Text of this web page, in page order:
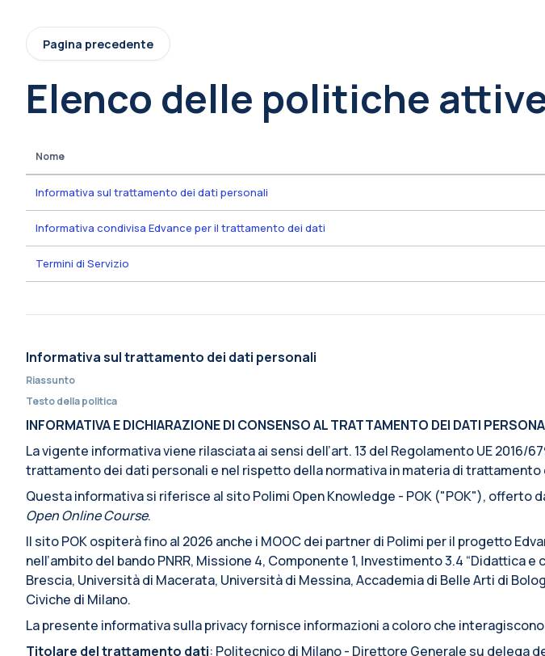
Pagina precedente
Elenco delle politiche
Nome
Informativa sul trattamento dei dati personali
Informativa condivisa Edvance per il trattamento dei dati
Termini di Servizio
Informativa sul trattamento dei dati personali
Riassunto
Testo della politica
INFORMATIVA E DICHIARAZIONE DI CONSENSO AL TRATTAMENTO DEI DATI
La vigente informativa viene rilasciata ai sensi dell’art. 13 del Regolamento UE
trattamento dei dati personali e nel rispetto della normativa in materia di
Questa informativa si riferisce al sito Polimi Open Knowledge - POK ("POK"), offerto
Open Online Course.
Il sito POK ospiterà fino al 2026 anche i MOOC dei partner di Polimi per il progetto
nell’ambito del bando PNRR, Missione 4, Componente 1, Investimento 3.4
Brescia, Università di Macerata, Università di Messina, Accademia di Belle Arti di
Civiche di Milano.
La presente informativa sulla privacy fornisce informazioni a coloro che
Titolare del trattamento dati: Politecnico di Milano - Direttore Generale su delega